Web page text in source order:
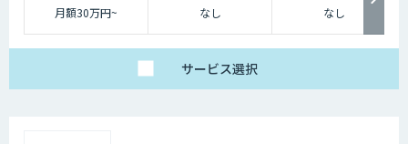
月額30万円~ なし なし
サービス選択